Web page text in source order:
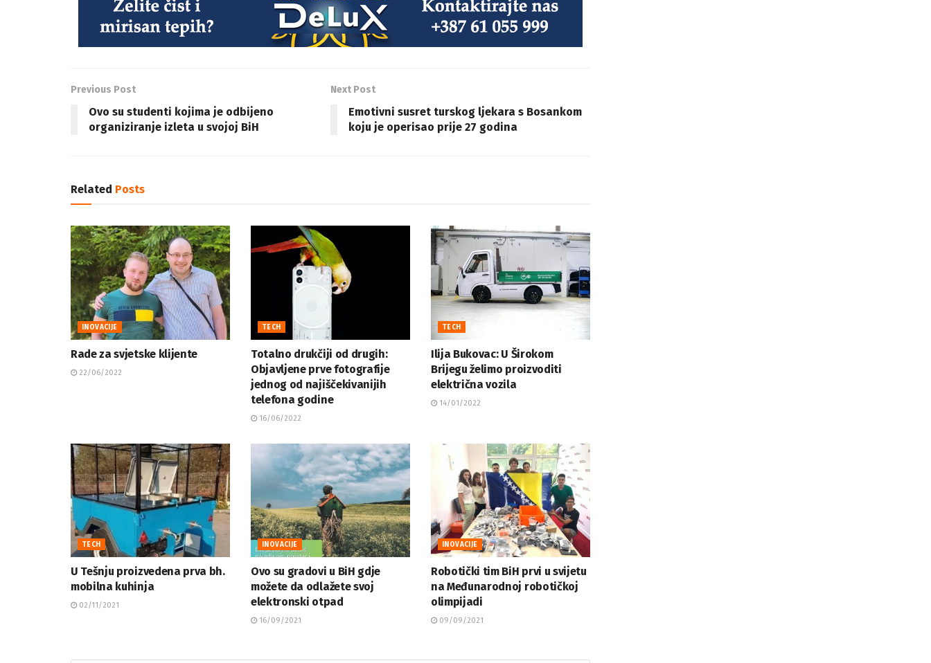
Previous Post
Ovo su studenti kojima je odbijeno
organiziranje izleta u svojoj BiH
Next Post
Emotivni susret turskog ljekara s Bosankom
koju je operisao prije 27 godina
Related Posts
INOVACIJE
Rade za svjetske klijente
22/06/2022
TECH
Totalno drukčiji od drugih:
Objavljene prve fotografije
jednog od najiščekivanijih
telefona godine
16/06/2022
TECH
Ilija Bukovac: U Širokom
Brijegu želimo proizvoditi
električna vozila
14/01/2022
TECH
U Tešnju proizvedena prva bh.
mobilna kuhinja
02/11/2021
INOVACIJE
Ovo su gradovi u BiH gdje
možete da odlažete svoj
elektronski otpad
16/09/2021
INOVACIJE
Robotički tim BiH prvi u svijetu
na Međunarodnoj robotičkoj
olimpijadi
09/09/2021